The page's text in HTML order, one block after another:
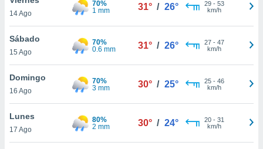
y
en
más
de
14 Ago
70%
1 mm
31° / 26° 29- 53
km/h
Sábado
15 Ago
70%
0.6 mm
31° / 26° 27- 47
km/h
Domingo
16 Ago
70%
3 mm
30° / 25° 25- 46
km/h
Lunes
17 Ago
80%
2 mm
30° / 24° 20- 31
km/h